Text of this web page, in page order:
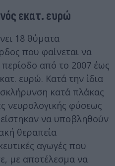
εκατ. ευρώ
18 θύματα
που φαίνεται να
από το 2007 έως
ευρώ. Κατά την ίδια
κατά πλάκας
νευρολογικής φύσεως
να υποβληθούν
θεραπεία
αγωγές που
με αποτέλεσμα να